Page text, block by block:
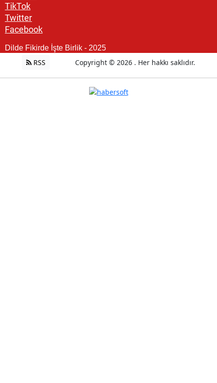
TikTok
Twitter
Facebook
Dilde Fikirde İşte Birlik - 2025
RSS Copyright © 2026 . Her hakkı saklıdır.